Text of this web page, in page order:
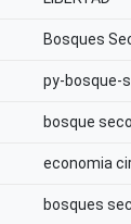
Bosques
py-bosque-
bosque seco
economia
bosques